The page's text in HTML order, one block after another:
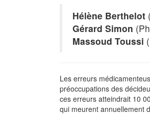
Hélène Berthelot
Gérard Simon
Massoud Toussi
Les erreurs
préoccupations des
ces erreurs atteindrait 10
qui meurent annuellement